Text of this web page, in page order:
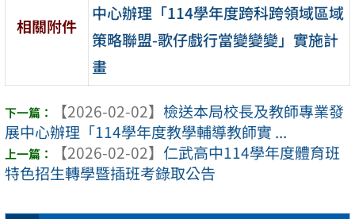
相關附件
中心辦理「114學年度跨科跨領域區域
策略聯盟-歌仔戲行當變變變」實施計
畫
【2026-02-02】 檢送本局校長及教師專業發
展中心辦理「114學年度教學輔導教師實 ...
【2026-02-02】 仁武高中114學年度體育班
特色招生轉學暨插班考錄取公告